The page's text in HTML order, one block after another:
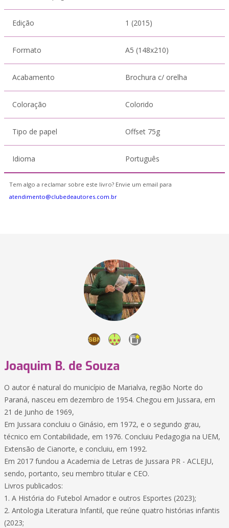
Edição 1 (2015)
Formato A5 (148x210)
Acabamento Brochura c/ orelha
Coloração Colorido
Tipo de papel Offset 75g
Idioma Português
Tem algo a reclamar sobre este livro? Envie um email para
atendimento@clubedeautores.com.br
Joaquim B. de Souza
O autor é natural do município de Marialva, região Norte do
Paraná, nasceu em dezembro de 1954. Chegou em Jussara, em
21 de Junho de 1969,
Em Jussara concluiu o Ginásio, em 1972, e o segundo grau,
técnico em Contabilidade, em 1976. Concluiu Pedagogia na UEM,
Extensão de Cianorte, e concluiu, em 1992.
Em 2017 fundou a Academia de Letras de Jussara PR - ACLEJU,
sendo, portanto, seu membro titular e CEO.
Livros publicados:
1. A História do Futebol Amador e outros Esportes (2023);
2. Antologia Literatura Infantil, que reúne quatro histórias infantis
(2023;